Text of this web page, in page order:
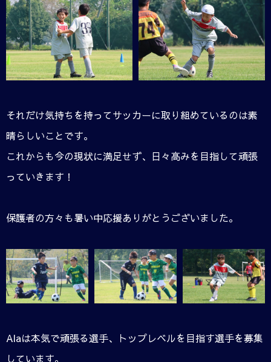
それだけ気持ちを持ってサッカーに取り組めているのは素
晴らしいことです。
これからも今の現状に満足せず、日々高みを目指して頑張
っていきます！
保護者の方々も暑い中応援ありがとうございました。
Alaは本気で頑張る選手、トップレベルを目指す選手を募集
しています。